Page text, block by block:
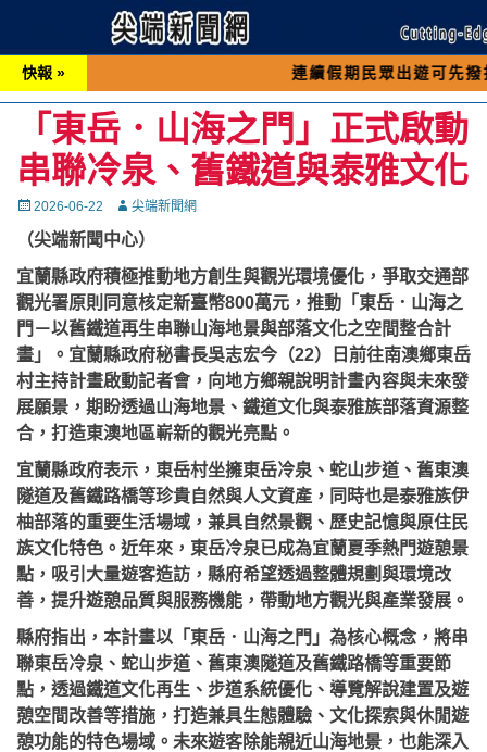
快報 » 連續假期民眾出遊可先撥打交通 「
「東岳．山海之門」正式啟動
串聯冷泉、舊鐵道與泰雅文化
Posted
2026-06-22 Autor尖端新聞網
（尖端新聞中心）
宜蘭縣政府積極推動地方創生與觀光環境優化，爭取交通部
觀光署原則同意核定新臺幣800萬元，推動「東岳．山海之
門－以舊鐵道再生串聯山海地景與部落文化之空間整合計
畫」。宜蘭縣政府秘書長吳志宏今（22）日前往南澳鄉東岳
村主持計畫啟動記者會，向地方鄉親說明計畫內容與未來發
展願景，期盼透過山海地景、鐵道文化與泰雅族部落資源整
合，打造東澳地區嶄新的觀光亮點。
宜蘭縣政府表示，東岳村坐擁東岳冷泉、蛇山步道、舊東澳
隧道及舊鐵路橋等珍貴自然與人文資產，同時也是泰雅族伊
柚部落的重要生活場域，兼具自然景觀、歷史記憶與原住民
族文化特色。近年來，東岳冷泉已成為宜蘭夏季熱門遊憩景
點，吸引大量遊客造訪，縣府希望透過整體規劃與環境改
善，提升遊憩品質與服務機能，帶動地方觀光與產業發展。
縣府指出，本計畫以「東岳．山海之門」為核心概念，將串
聯東岳冷泉、蛇山步道、舊東澳隧道及舊鐵路橋等重要節
點，透過鐵道文化再生、步道系統優化、導覽解說建置及遊
憩空間改善等措施，打造兼具生態體驗、文化探索與休閒遊
憩功能的特色場域。未來遊客除能親近山海地景，也能深入